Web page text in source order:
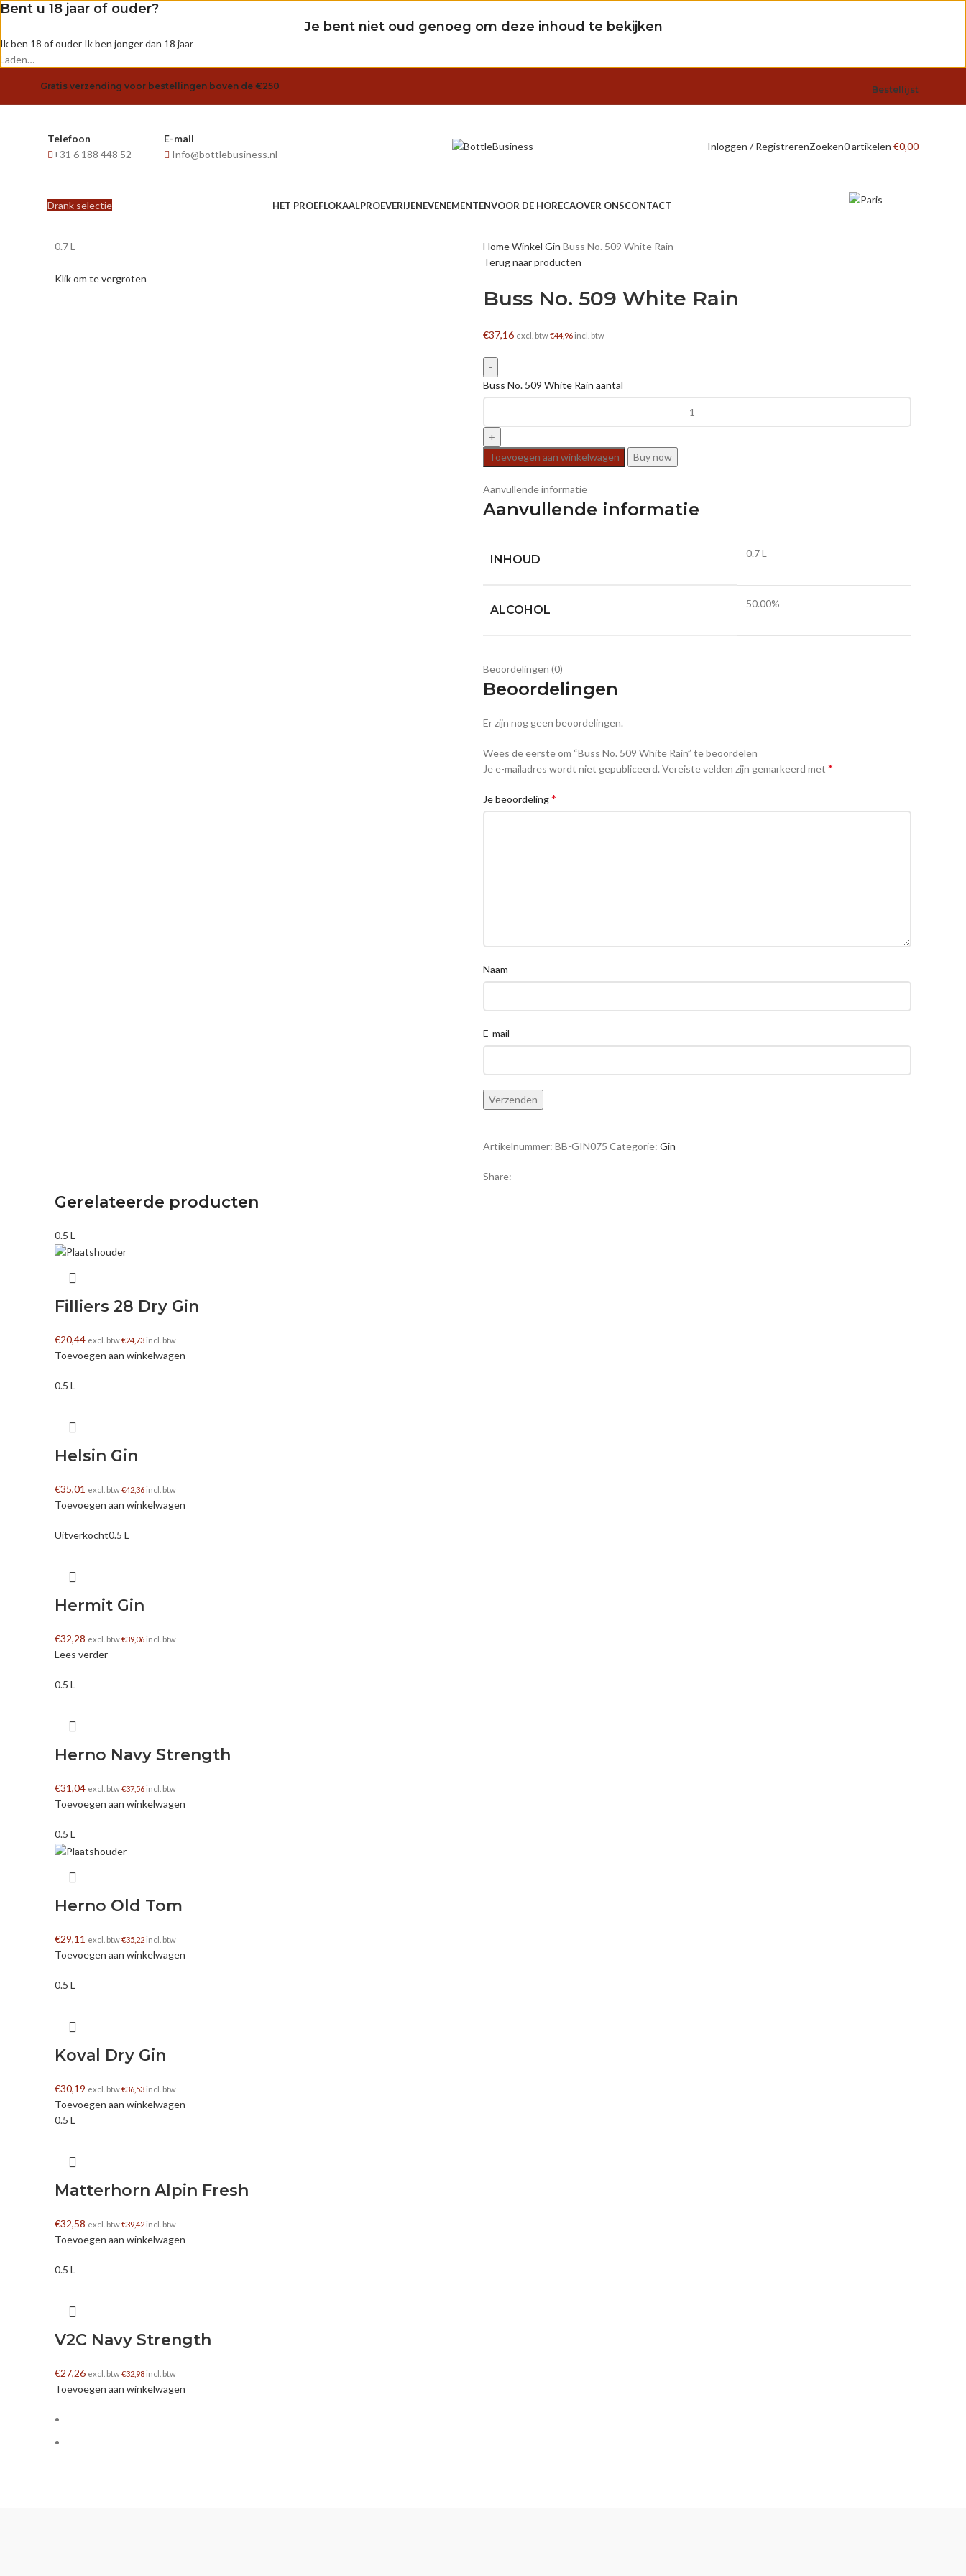
Bent u 18 jaar of ouder?
Je bent niet oud genoeg om deze inhoud te bekijken
Ik ben 18 of ouder Ik ben jonger dan 18 jaar
Laden…
Gratis verzending voor bestellingen boven de €250 Bestellijst
Telefoon
+31 6 188 448 52
E-mail
Info@bottlebusiness.nl
Inloggen / RegistrerenZoeken0artikelen €0,00
Drank selectie HET PROEFLOKAALPROEVERIJENEVENEMENTENVOOR DE HORECAOVER ONSCONTACT
0.7 L
Klik om te vergroten
HomeWinkel Gin Buss No. 509 White Rain
Terug naar producten
Buss No. 509 White Rain
€37,16 excl. btw€44,96 incl. btw
Buss No. 509 White Rain aantal
Toevoegen aan winkelwagen Buy now
Aanvullende informatie
Aanvullende informatie
INHOUD 0.7 L
ALCOHOL 50.00%
Beoordelingen (0)
Beoordelingen
Er zijn nog geen beoordelingen.
Wees de eerste om “Buss No. 509 White Rain” te beoordelen
Je e-mailadres wordt niet gepubliceerd. Vereiste velden zijn gemarkeerd met *
Je beoordeling*
Naam
E-mail
Artikelnummer: BB-GIN075 Categorie: Gin
Share:
Gerelateerde producten
0.5 L
Filliers 28 Dry Gin
€20,44 excl. btw€24,73 incl. btw
Toevoegen aan winkelwagen
0.5 L
Helsin Gin
€35,01 excl. btw€42,36 incl. btw
Toevoegen aan winkelwagen
Uitverkocht0.5 L
Hermit Gin
€32,28 excl. btw€39,06 incl. btw
Lees verder
0.5 L
Herno Navy Strength
€31,04 excl. btw€37,56 incl. btw
Toevoegen aan winkelwagen
0.5 L
Herno Old Tom
€29,11 excl. btw€35,22 incl. btw
Toevoegen aan winkelwagen
0.5 L
Koval Dry Gin
€30,19 excl. btw€36,53 incl. btw
Toevoegen aan winkelwagen
0.5 L
Matterhorn Alpin Fresh
€32,58 excl. btw€39,42 incl. btw
Toevoegen aan winkelwagen
0.5 L
V2C Navy Strength
€27,26 excl. btw€32,98 incl. btw
Toevoegen aan winkelwagen